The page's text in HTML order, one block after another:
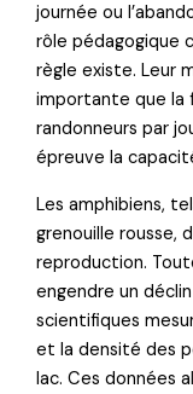
journée ou
rôle pédagogique
règle existe. Leur
importante que la
randonneurs par
épreuve la
Les amphibiens,
grenouille rousse,
reproduction.
engendre un
scientifiques
et la densité des
lac. Ces données